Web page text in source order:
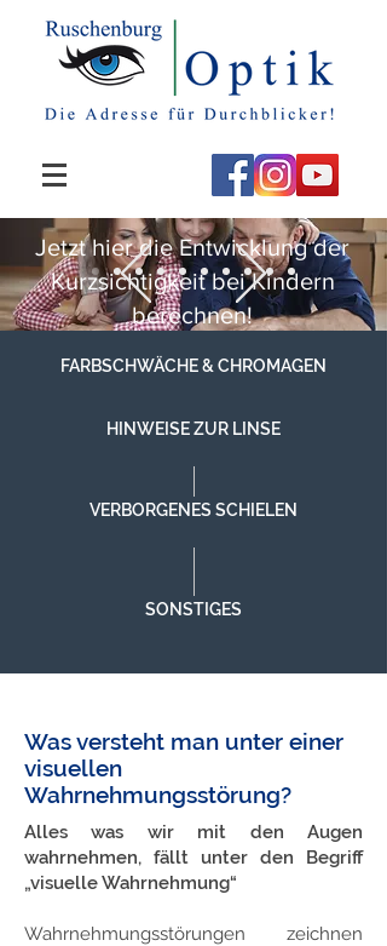
Jetzt hier die Entwicklung der
Kurzsichtigkeit bei Kindern
berechnen!
FARBSCHWÄCHE & CHROMAGEN
HINWEISE ZUR LINSE
VERBORGENES SCHIELEN
SONSTIGES
Was versteht man unter einer
visuellen
Wahrnehmungsstörung?
Alles was wir mit den Augen
wahrnehmen, fällt unter den Begriff
„visuelle Wahrnehmung“
Wahrnehmungsstörungen zeichnen